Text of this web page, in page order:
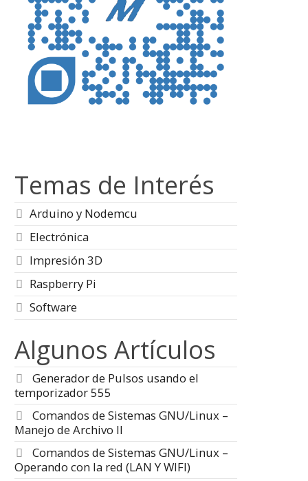
Temas de Interés
Arduino y Nodemcu
Electrónica
Impresión 3D
Raspberry Pi
Software
Algunos Artículos
Generador de Pulsos usando el
temporizador 555
Comandos de Sistemas GNU/Linux –
Manejo de Archivo II
Comandos de Sistemas GNU/Linux –
Operando con la red (LAN Y WIFI)